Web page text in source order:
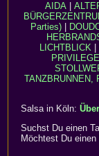
AIDA|
Parties)|
LICHTBLICK
PRIVILEGE
TANZBRUNNEN,
Salsa in Köln:
Suchst Du einen
Möchtest Du